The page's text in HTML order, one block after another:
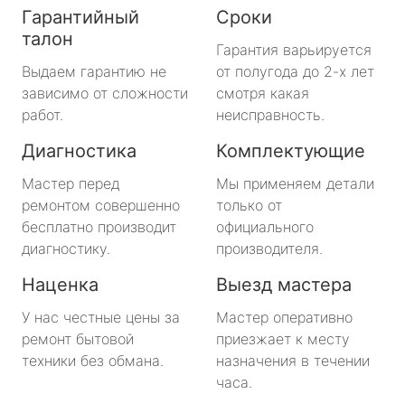
Гарантийный
талон
Выдаем гарантию не
зависимо от сложности
работ.
Сроки
Гарантия варьируется
от полугода до 2-х лет
смотря какая
неисправность.
Диагностика
Мастер перед
ремонтом совершенно
бесплатно производит
диагностику.
Комплектующие
Мы применяем детали
только от
официального
производителя.
Наценка
У нас честные цены за
ремонт бытовой
техники без обмана.
Выезд мастера
Мастер оперативно
приезжает к месту
назначения в течении
часа.